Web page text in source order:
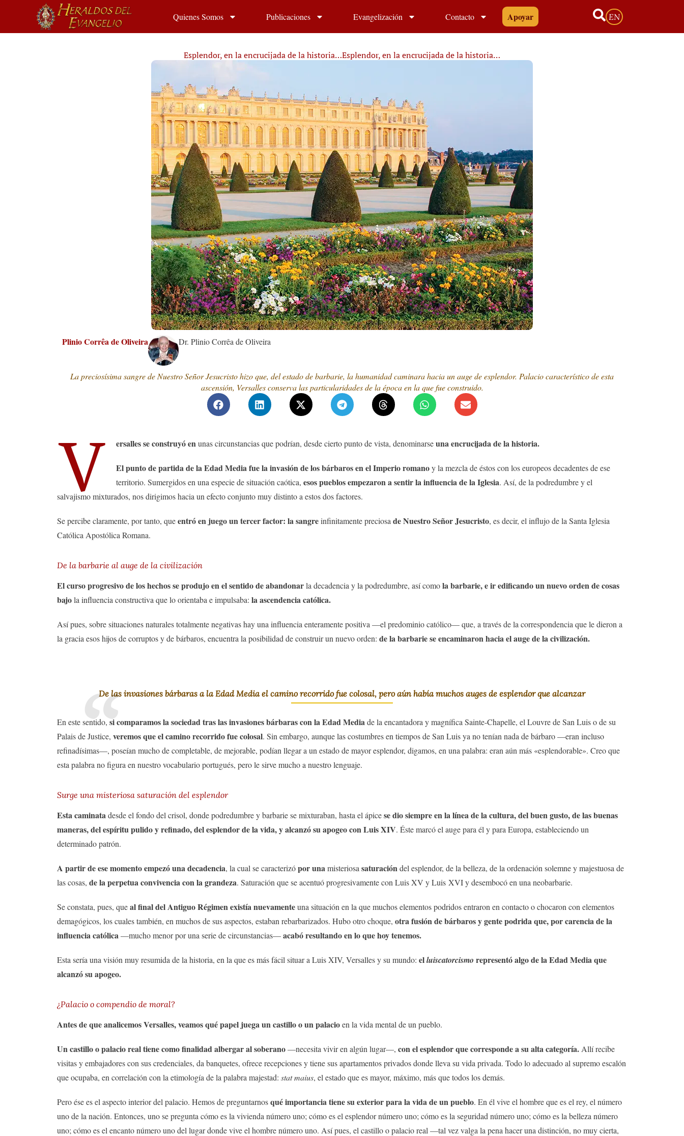
Quienes Somos Publicaciones Evangelización Contacto Apoyar EN
Esplendor, en la encrucijada de la historia…Esplendor, en la encrucijada de la historia…
Plinio Corrêa de Oliveira Dr. Plinio Corrêa de Oliveira
La preciosísima sangre de Nuestro Señor Jesucristo hizo que, del estado de barbarie, la humanidad caminara hacia un auge de esplendor. Palacio característico de esta
ascensión, Versalles conserva las particularidades de la época en la que fue construido.
V ersalles se construyó enunas circunstancias que podrían, desde cierto punto de vista, denominarseuna encrucijada de la historia.
El punto de partida de la Edad Media fue la invasión de los bárbaros en el Imperio romanoy la mezcla de éstos con los europeos decadentes de ese
territorio. Sumergidos en una especie de situación caótica,esos pueblos empezaron a sentir la influencia de la Iglesia. Así, de la podredumbre y el
salvajismo mixturados, nos dirigimos hacia un efecto conjunto muy distinto a estos dos factores.
Se percibe claramente, por tanto, queentró en juego un tercer factor: la sangreinfinitamente preciosa de Nuestro Señor Jesucristo, es decir, el influjo de la Santa Iglesia
Católica Apostólica Romana.
De la barbarie al auge de la civilización
El curso progresivo de los hechos se produjo en el sentido de abandonarla decadencia y la podredumbre, así comola barbarie, e ir edificando un nuevo orden de cosas
bajola influencia constructiva que lo orientaba e impulsaba: la ascendencia católica.
Así pues, sobre situaciones naturales totalmente negativas hay una influencia enteramente positiva —el predominio católico— que, a través de la correspondencia que le dieron a
la gracia esos hijos de corruptos y de bárbaros, encuentra la posibilidad de construir un nuevo orden: de la barbarie se encaminaron hacia el auge de la civilización.
De las invasiones bárbaras a la Edad Media el camino recorrido fue colosal, pero aún había muchos auges de esplendor que alcanzar
En este sentido, si comparamos la sociedad tras las invasiones bárbaras con la Edad Mediade la encantadora y magnífica Sainte-Chapelle, el Louvre de San Luis o de su
Palais de Justice, veremos que el camino recorrido fue colosal. Sin embargo, aunque las costumbres en tiempos de San Luis ya no tenían nada de bárbaro —eran incluso
refinadísimas—, poseían mucho de completable, de mejorable, podían llegar a un estado de mayor esplendor, digamos, en una palabra: eran aún más «esplendorable». Creo que
esta palabra no figura en nuestro vocabulario portugués, pero le sirve mucho a nuestro lenguaje.
Surge una misteriosa saturación del esplendor
Esta caminatadesde el fondo del crisol, donde podredumbre y barbarie se mixturaban, hasta el ápicese dio siempre en la línea de la cultura, del buen gusto, de las buenas
maneras, del espíritu pulido y refinado, del esplendor de la vida, y alcanzó su apogeo con Luis XIV. Éste marcó el auge para él y para Europa, estableciendo un
determinado patrón.
A partir de ese momento empezó una decadencia, la cual se caracterizópor unamisteriosa saturacióndel esplendor, de la belleza, de la ordenación solemne y majestuosa de
las cosas, de la perpetua convivencia con la grandeza. Saturación que se acentuó progresivamente con Luis XV y Luis XVI y desembocó en una neobarbarie.
Se constata, pues, queal final del Antiguo Régimen existía nuevamenteuna situación en la que muchos elementos podridos entraron en contacto o chocaron con elementos
demagógicos, los cuales también, en muchos de sus aspectos, estaban rebarbarizados. Hubo otro choque, otra fusión de bárbaros y gente podrida que, por carencia de la
influencia católica—mucho menor por una serie de circunstancias—acabó resultando en lo que hoy tenemos.
Esta sería una visión muy resumida de la historia, en la que es más fácil situar a Luis XIV, Versalles y su mundo: elluiscatorcismo representó algo de la Edad Media que
alcanzó su apogeo.
¿Palacio o compendio de moral?
Antes de que analicemos Versalles, veamos qué papel juega un castillo o un palacioen la vida mental de un pueblo.
Un castillo o palacio real tiene como finalidad albergar al soberano—necesita vivir en algún lugar—, con el esplendor que corresponde a su alta categoría. Allí recibe
visitas y embajadores con sus credenciales, da banquetes, ofrece recepciones y tiene sus apartamentos privados donde lleva su vida privada. Todo lo adecuado al supremo escalón
que ocupaba, en correlación con la etimología de la palabra majestad: stat maius, el estado que es mayor, máximo, más que todos los demás.
Pero ése es el aspecto interior del palacio. Hemos de preguntarnosqué importancia tiene su exterior para la vida de un pueblo. En él vive el hombre que es el rey, el número
uno de la nación. Entonces, uno se pregunta cómo es la vivienda número uno; cómo es el esplendor número uno; cómo es la seguridad número uno; cómo es la belleza número
uno; cómo es el encanto número uno del lugar donde vive el hombre número uno. Así pues, el castillo o palacio real —tal vez valga la pena hacer una distinción, no muy cierta,